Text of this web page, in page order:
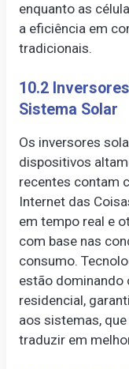
enquanto as
a eficiência em
tradicionais.
10.2
Sistema Solar
Os inversores
dispositivos
recentes contam
Internet das
em tempo real e
com base nas
consumo.
estão dominando
residencial,
aos sistemas,
traduzir em